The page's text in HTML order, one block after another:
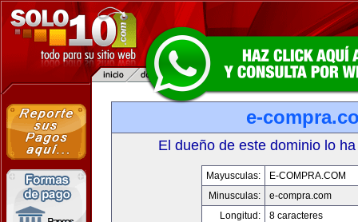
e-
El dueño de este dominio lo
Mayusculas:
E-COMPRA.COM
Minusculas:
e-compra.com
Longitud:
8 caracteres